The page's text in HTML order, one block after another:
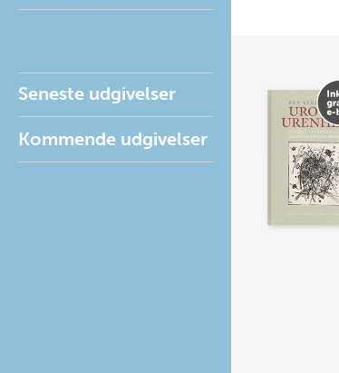
Seneste udgivelser
Kommende udgivelser